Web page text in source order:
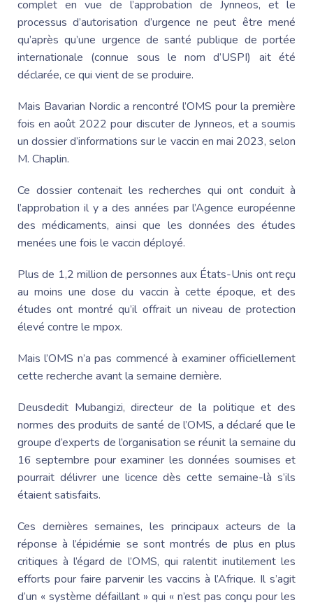
complet en vue de l’approbation de Jynneos, et le
processus d’autorisation d’urgence ne peut être mené
qu’après qu’une urgence de santé publique de portée
internationale (connue sous le nom d’USPI) ait été
déclarée, ce qui vient de se produire.
Mais Bavarian Nordic a rencontré l’OMS pour la première
fois en août 2022 pour discuter de Jynneos, et a soumis
un dossier d’informations sur le vaccin en mai 2023, selon
M. Chaplin.
Ce dossier contenait les recherches qui ont conduit à
l’approbation il y a des années par l’Agence européenne
des médicaments, ainsi que les données des études
menées une fois le vaccin déployé.
Plus de 1,2 million de personnes aux États-Unis ont reçu
au moins une dose du vaccin à cette époque, et des
études ont montré qu’il offrait un niveau de protection
élevé contre le mpox.
Mais l’OMS n’a pas commencé à examiner officiellement
cette recherche avant la semaine dernière.
Deusdedit Mubangizi, directeur de la politique et des
normes des produits de santé de l’OMS, a déclaré que le
groupe d’experts de l’organisation se réunit la semaine du
16 septembre pour examiner les données soumises et
pourrait délivrer une licence dès cette semaine-là s’ils
étaient satisfaits.
Ces dernières semaines, les principaux acteurs de la
réponse à l’épidémie se sont montrés de plus en plus
critiques à l’égard de l’OMS, qui ralentit inutilement les
efforts pour faire parvenir les vaccins à l’Afrique. Il s’agit
d’un « système défaillant » qui « n’est pas conçu pour les